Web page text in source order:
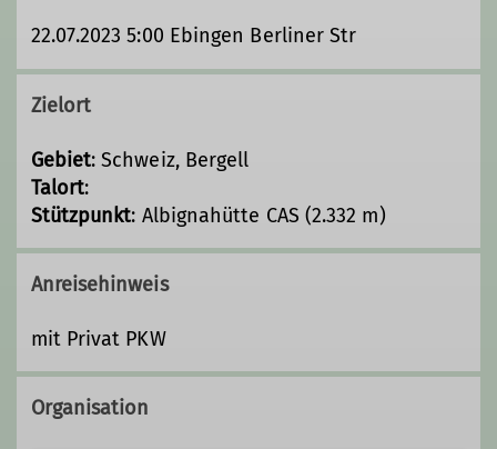
22.07.2023 5:00 Ebingen Berliner Str
Zielort
Gebiet: Schweiz, Bergell
Talort:
Stützpunkt: Albignahütte CAS (2.332 m)
Anreisehinweis
mit Privat PKW
Organisation